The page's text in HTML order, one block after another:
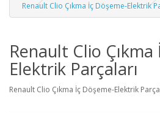
Renault Clio Çıkma İç Döşeme-Elektrik
Renault Clio
Elektrik Parçaları
Renault Clio Çıkma İç Döşeme-Elektrik